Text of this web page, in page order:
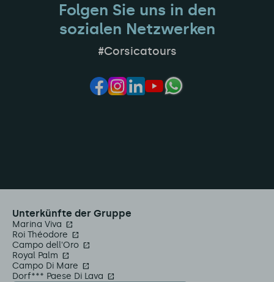
Folgen Sie uns in den
sozialen Netzwerken
#Corsicatours
Unterkünfte der Gruppe
Marina Viva
Roi Théodore
Campo dell'Oro
Royal Palm
Campo Di Mare
Dorf*** Paese Di Lava